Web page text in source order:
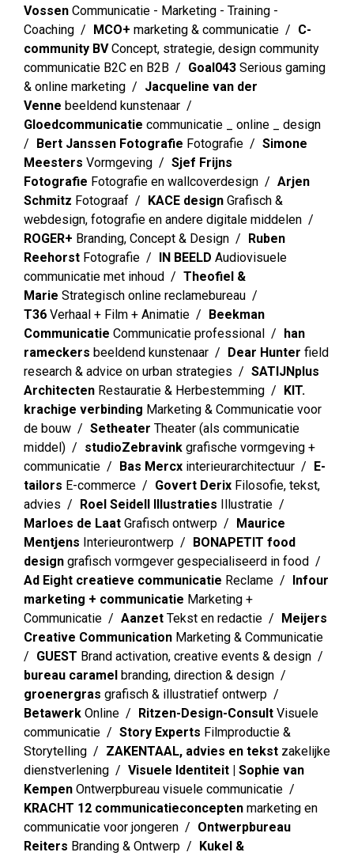
Vossen Communicatie - Marketing - Training -
Coaching
MCO+ marketing & communicatie
C-
community BV Concept, strategie, design community
communicatie B2C en B2B
Goal043 Serious gaming
& online marketing
Jacqueline van der
Venne beeldend kunstenaar
Gloedcommunicatie communicatie _ online _ design
Bert Janssen Fotografie Fotografie
Simone
Meesters Vormgeving
Sjef Frijns
Fotografie Fotografie en wallcoverdesign
Arjen
Schmitz Fotograaf KACE design Grafisch &
webdesign, fotografie en andere digitale middelen
ROGER+ Branding, Concept & Design
Ruben
Reehorst Fotografie IN BEELD Audiovisuele
communicatie met inhoud
Theofiel &
Marie Strategisch online reclamebureau
T36 Verhaal + Film + Animatie
Beekman
Communicatie Communicatie professional
han
rameckers beeldend kunstenaar Dear Hunter field
research & advice on urban strategies
SATIJNplus
Architecten Restauratie & Herbestemming
KIT.
krachige verbinding Marketing & Communicatie voor
de bouw
Setheater Theater (als communicatie
middel)
studioZebravink grafische vormgeving +
communicatie
Bas Mercx interieurarchitectuur
E-
tailors E-commerce Govert Derix Filosofie, tekst,
advies
Roel Seidell Illustraties Illustratie
Marloes de Laat Grafisch ontwerp
Maurice
Mentjens Interieurontwerp
BONAPETIT food
design grafisch vormgever gespecialiseerd in food
Ad Eight creatieve communicatie Reclame
Infour
marketing + communicatie Marketing +
Communicatie
Aanzet Tekst en redactie
Meijers
Creative Communication Marketing & Communicatie
GUEST Brand activation, creative events & design
bureau caramel branding, direction & design
groenergras grafisch & illustratief ontwerp
Betawerk Online Ritzen-Design-Consult Visuele
communicatie
Story Experts Filmproductie &
Storytelling
ZAKENTAAL, advies en tekst zakelijke
dienstverlening
Visuele Identiteit | Sophie van
Kempen Ontwerpbureau visuele communicatie
KRACHT 12 communicatieconcepten marketing en
communicatie voor jongeren
Ontwerpbureau
Reiters Branding & Ontwerp
Kukel &